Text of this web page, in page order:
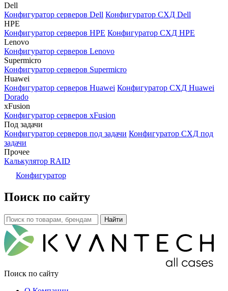
Dell
Конфигуратор серверов Dell Конфигуратор СХД Dell
HPE
Конфигуратор серверов HPE Конфигуратор СХД HPE
Lenovo
Конфигуратор серверов Lenovo
Supermicro
Конфигуратор серверов Supermicro
Huawei
Конфигуратор серверов Huawei Конфигуратор СХД Huawei
Dorado
xFusion
Конфигуратор серверов xFusion
Под задачи
Конфигуратор серверов под задачи Конфигуратор СХД под
задачи
Прочее
Калькулятор RAID
Конфигуратор
Поиск по сайту
Поиск по сайту